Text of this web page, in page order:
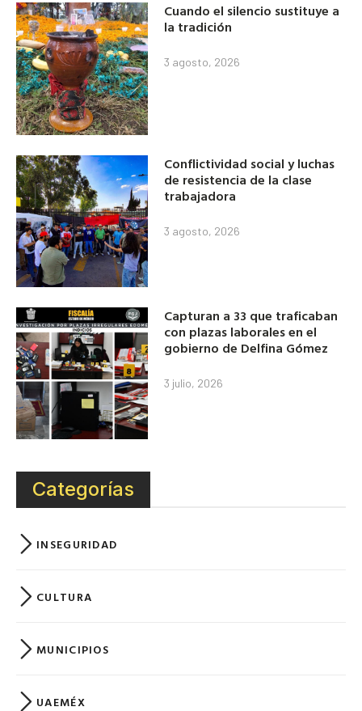
Cuando el silencio sustituye a
la tradición
3 agosto, 2026
Conflictividad social y luchas
de resistencia de la clase
trabajadora
3 agosto, 2026
Capturan a 33 que traficaban
con plazas laborales en el
gobierno de Delfina Gómez
3 julio, 2026
Categorías
INSEGURIDAD
CULTURA
MUNICIPIOS
UAEMÉX